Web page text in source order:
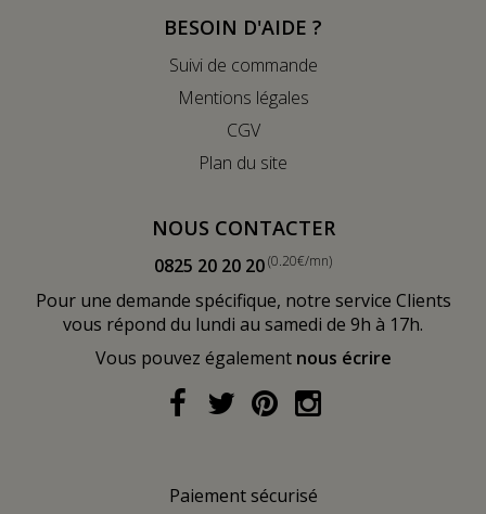
BESOIN D'AIDE ?
Suivi de commande
Mentions légales
CGV
Plan du site
NOUS CONTACTER
0825 20 20 20(0.20€/mn)
Pour une demande spécifique, notre service Clients
vous répond du lundi au samedi de 9h à 17h.
Vous pouvez également nous écrire
Paiement sécurisé